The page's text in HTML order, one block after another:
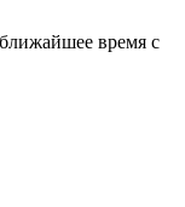
время с